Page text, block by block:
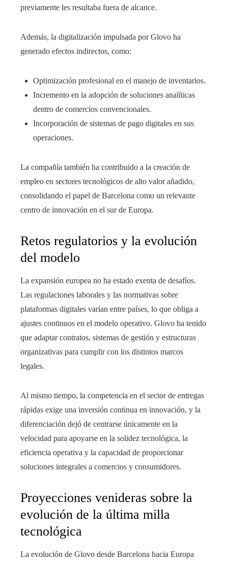
previamente les resultaba fuera de alcance.
Además, la digitalización impulsada por Glovo ha
generado efectos indirectos, como:
Optimización profesional en el manejo de inventarios.
Incremento en la adopción de soluciones analíticas
dentro de comercios convencionales.
Incorporación de sistemas de pago digitales en sus
operaciones.
La compañía también ha contribuido a la creación de
empleo en sectores tecnológicos de alto valor añadido,
consolidando el papel de Barcelona como un relevante
centro de innovación en el sur de Europa.
Retos regulatorios y la evolución
del modelo
La expansión europea no ha estado exenta de desafíos.
Las regulaciones laborales y las normativas sobre
plataformas digitales varían entre países, lo que obliga a
ajustes continuos en el modelo operativo. Glovo ha tenido
que adaptar contratos, sistemas de gestión y estructuras
organizativas para cumplir con los distintos marcos
legales.
Al mismo tiempo, la competencia en el sector de entregas
rápidas exige una inversión continua en innovación, y la
diferenciación dejó de centrarse únicamente en la
velocidad para apoyarse en la solidez tecnológica, la
eficiencia operativa y la capacidad de proporcionar
soluciones integrales a comercios y consumidores.
Proyecciones venideras sobre la
evolución de la última milla
tecnológica
La evolución de Glovo desde Barcelona hacia Europa